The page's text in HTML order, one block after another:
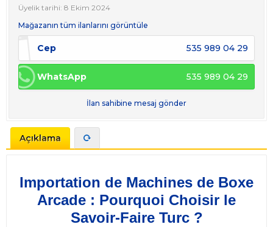
Üyelik tarihi: 8 Ekim 2024
Mağazanın tüm ilanlarını görüntüle
Cep 535 989 04 29
WhatsApp 535 989 04 29
İlan sahibine mesaj gönder
Açıklama
Importation de Machines de Boxe
Arcade : Pourquoi Choisir le
Savoir-Faire Turc ?